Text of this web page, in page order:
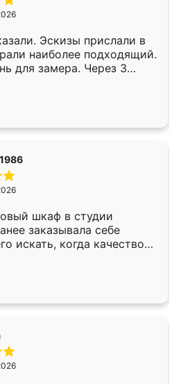
Эскизы прислали в
наиболее подходящий.
для замера. Через 3
уже готова. Остались
Спасибо Ренессанс
работу!
шкаф в студии
заказывала себе
искать, когда качеством
Служит кухня уже почти
нет.